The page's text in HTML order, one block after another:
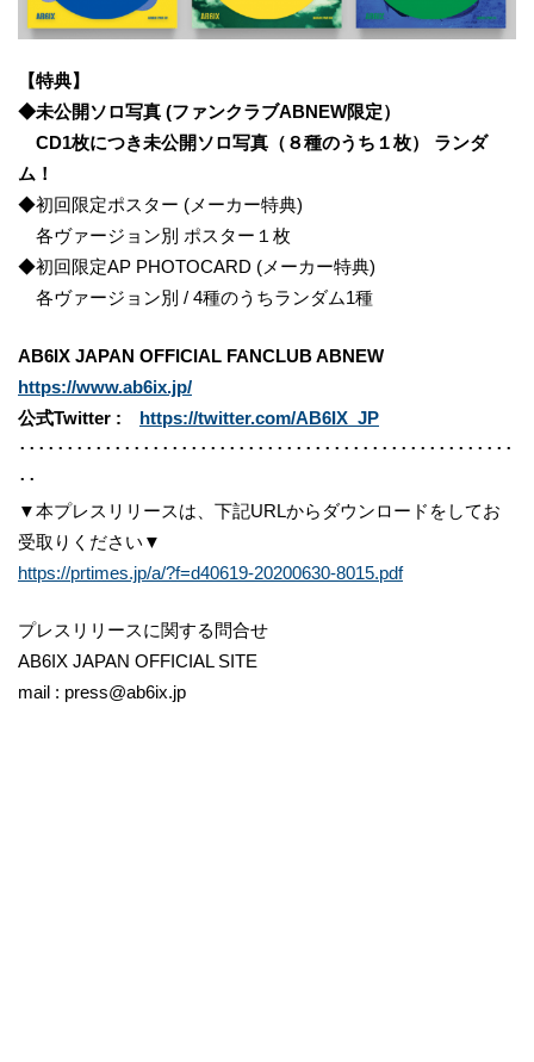
【特典】
◆未公開ソロ写真 (ファンクラブABNEW限定）
CD1枚につき未公開ソロ写真（８種のうち１枚） ランダ
ム！
◆初回限定ポスター (メーカー特典)
各ヴァージョン別 ポスター１枚
◆初回限定AP PHOTOCARD (メーカー特典)
各ヴァージョン別 / 4種のうちランダム1種
AB6IX JAPAN OFFICIAL FANCLUB ABNEW
https://www.ab6ix.jp/
公式Twitter : https://twitter.com/AB6IX_JP
････････････････････････････････････････････････････
･･
▼本プレスリリースは、下記URLからダウンロードをしてお
受取りください▼
https://prtimes.jp/a/?f=d40619-20200630-8015.pdf
プレスリリースに関する問合せ
AB6IX JAPAN OFFICIAL SITE
mail : press@ab6ix.jp